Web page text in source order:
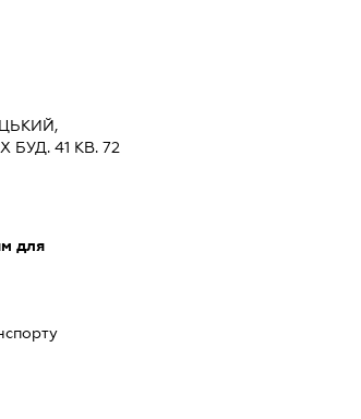
41 КВ. 72
для